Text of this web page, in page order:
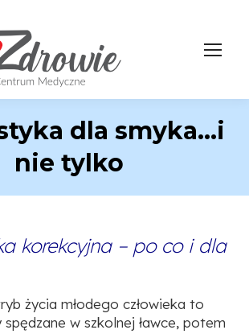
dla smyka…i
nie tylko
korekcyjna – po co i dla
życia młodego człowieka to
spędzane w szkolnej ławce, potem